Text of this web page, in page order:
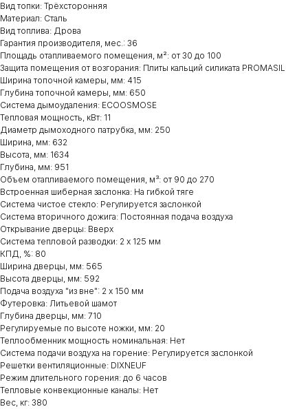
Вид топки: Трёхсторонняя
Материал: Сталь
Вид топлива: Дрова
Гарантия производителя, мес.: 36
Площадь отапливаемого помещения, м²: от 30 до 100
Защита помещения от возгорания: Плиты кальций силиката PROMASIL
Ширина топочной камеры, мм: 415
Глубина топочной камеры, мм: 650
Система дымоудаления: ECOOSMOSE
Тепловая мощность, кВт: 11
Диаметр дымоходного патрубка, мм: 250
Ширина, мм: 632
Высота, мм: 1634
Глубина, мм: 951
Объем отапливаемого помещения, м³: от 90 до 270
Встроенная шиберная заслонка: На гибкой тяге
Система чистое стекло: Регулируется заслонкой
Система вторичного дожига: Постоянная подача воздуха
Открывание дверцы: Вверх
Система тепловой разводки: 2 х 125 мм
КПД, %: 80
Ширина дверцы, мм: 565
Высота дверцы, мм: 592
Подача воздуха "из вне": 2 х 150 мм
Футеровка: Литьевой шамот
Глубина дверцы, мм: 710
Регулируемые по высоте ножки, мм: 20
Теплообменник мощность номинальная: Нет
Система подачи воздуха на горение: Регулируется заслонкой
Решетки вентиляционные: DIXNEUF
Режим длительного горения: до 6 часов
Тепловые конвекционные каналы: Нет
Вес, кг: 380